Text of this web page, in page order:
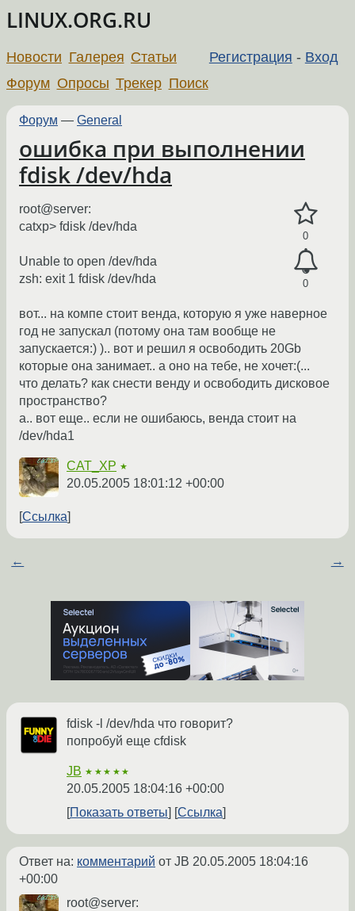
LINUX.ORG.RU
Регистрация - Вход
Новости Галерея Статьи
Форум Опросы Трекер Поиск
Форум — General
ошибка при выполнении
fdisk /dev/hda
0
0
root@server:
catxp> fdisk /dev/hda
Unable to open /dev/hda
zsh: exit 1 fdisk /dev/hda
вот... на компе стоит венда, которую я уже наверное
год не запускал (потому она там вообще не
запускается:) ).. вот и решил я освободить 20Gb
которые она занимает.. а оно на тебе, не хочет:(...
что делать? как снести венду и освободить дисковое
пространство?
а.. вот еще.. если не ошибаюсь, венда стоит на
/dev/hda1
CAT_XP ★
20.05.2005 18:01:12 +00:00
Ссылка
← →
fdisk -l /dev/hda что говорит?
попробуй еще cfdisk
JB ★★★★★
20.05.2005 18:04:16 +00:00
Показать ответы
Ссылка
Ответ на: комментарий от JB 20.05.2005 18:04:16
+00:00
root@server: